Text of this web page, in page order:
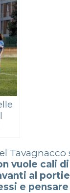
Tavagnacco
vuole cali
al
e